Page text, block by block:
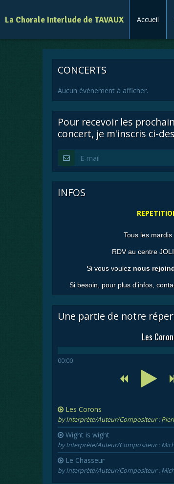
La Chorale Interlude de TAVAUX Accueil
CONCERTS
Aucun évènement à afficher.
Pour recevoir les
concert, je m'inscris ci-
INFOS
Tous les mardis
RDV au centre
Si vous voulez nous
Si besoin, pour plus d'infos,
Une partie de notre
Les
00:00
Les Corons
by Interprète/Auteur/Compositeur :
Wight is wight
by Interprète/Auteur/Compositeur :
Le Chasseur
by Interprète/Auteur/Compositeur :